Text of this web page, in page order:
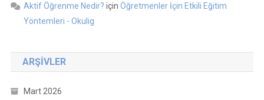
Aktif Öğrenme Nedir? için Öğretmenler İçin Etkili Eğitim
Yöntemleri - Okulig
ARŞIVLER
Mart 2026